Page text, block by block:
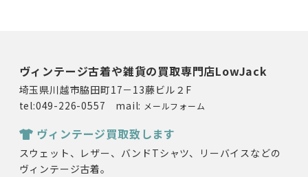
ヴィンテージ古着や雑貨の買取専門店LowJack
埼玉県川越市脇田町17－13藤ビル２F
tel:049-226-0557 mail: メールフォーム
ヴィンテージ買取致します
スウェット、レザー、バンドTシャツ、リーバイスなどの
ヴィンテージ古着。